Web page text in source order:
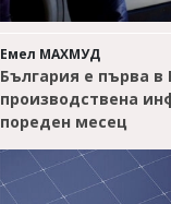
Емел МАХМУД
България е първа в
производствена
пореден месец